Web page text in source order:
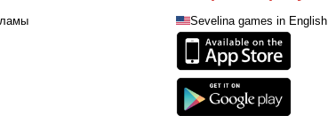
Sevelina games in English